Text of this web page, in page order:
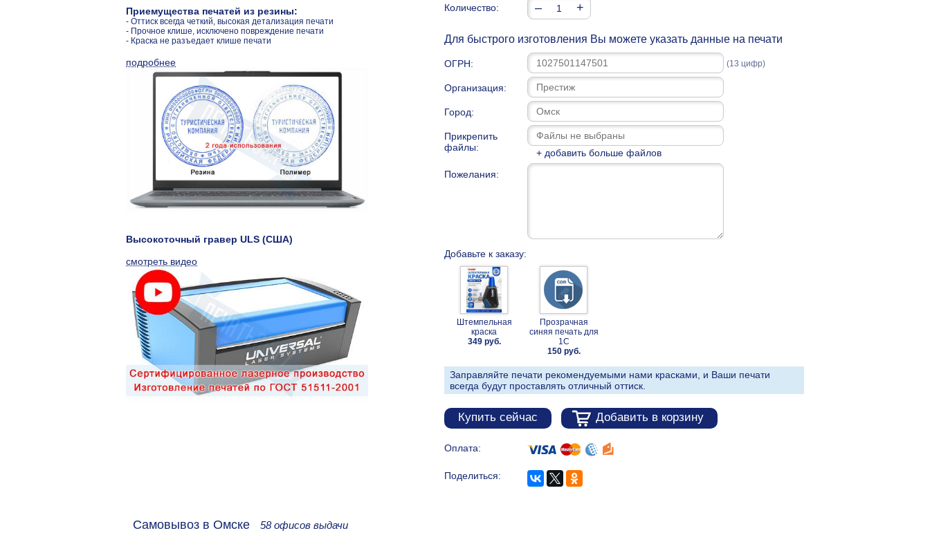
Количество: – +
Для быстрого изготовления Вы можете указать данные на печати
ОГРН: (13 цифр)
Организация:
Город:
Прикрепить
файлы:
+ добавить больше файлов
Пожелания:
Добавьте к заказу:
Штемпельная
краска
349 руб.
Прозрачная
синяя печать для
1С
150 руб.
Заправляйте печати рекомендуемыми нами красками, и Ваши печати
всегда будут проставлять отличный оттиск.
Купить сейчас Добавить в корзину
Оплата:
Поделиться:
Приемущества печатей из резины:
- Оттиск всегда четкий, высокая детализация печати
- Прочное клише, исключено повреждение печати
- Краска не разъедает клише печати
подробнее
Высокоточный гравер ULS (США)
смотреть видео
Самовывоз в Омске 58 офисов выдачи